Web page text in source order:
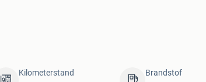
Kilometerstand Brandstof